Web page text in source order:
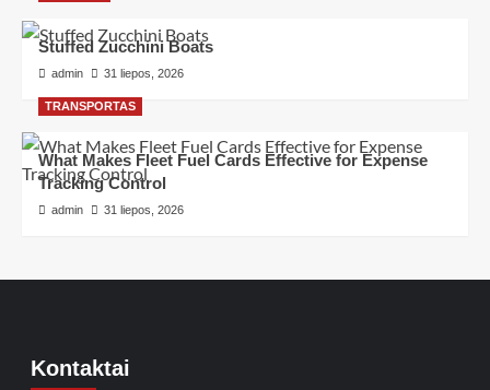
Stuffed Zucchini Boats
admin 31 liepos, 2026
TRANSPORTAS
What Makes Fleet Fuel Cards Effective for Expense
Tracking Control
admin 31 liepos, 2026
Kontaktai